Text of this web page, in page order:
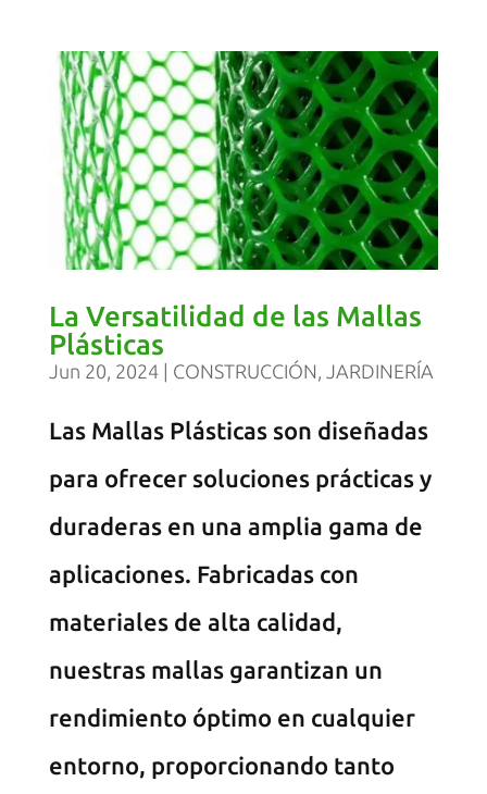
La Versatilidad de las Mallas
Plásticas
Jun 20, 2024| CONSTRUCCIÓN, JARDINERÍA
Las Mallas Plásticas son diseñadas
para ofrecer soluciones prácticas y
duraderas en una amplia gama de
aplicaciones. Fabricadas con
materiales de alta calidad,
nuestras mallas garantizan un
rendimiento óptimo en cualquier
entorno, proporcionando tanto